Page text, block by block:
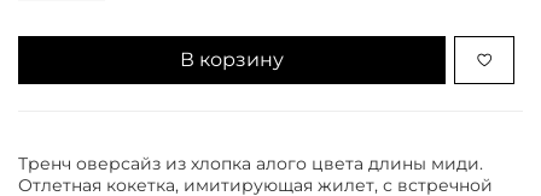
В корзину
Тренч оверсайз из хлопка алого цвета длины миди.
Отлетная кокетка, имитирующая жилет, с встречной